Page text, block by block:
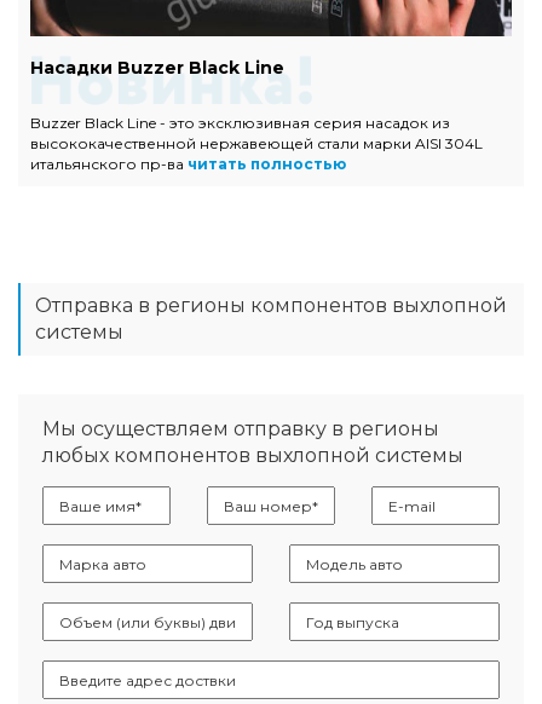
Насадки Buzzer Black Line
Buzzer Black Line - это эксклюзивная серия насадок из
высококачественной нержавеющей стали марки AISI 304L
итальянского пр-ва читать полностью
Отправка в регионы компонентов выхлопной
системы
Мы осуществляем отправку в регионы
любых компонентов выхлопной системы